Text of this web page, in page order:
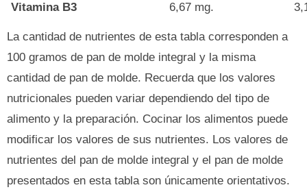
Vitamina B3
6,67 mg.
La cantidad de nutrientes de esta tabla corresponden a
100 gramos de pan de molde integral y la misma
cantidad de pan de molde. Recuerda que los valores
nutricionales pueden variar dependiendo del tipo de
alimento y la preparación. Cocinar los alimentos puede
modificar los valores de sus nutrientes. Los valores de
nutrientes del pan de molde integral y el pan de molde
presentados en esta tabla son únicamente orientativos.